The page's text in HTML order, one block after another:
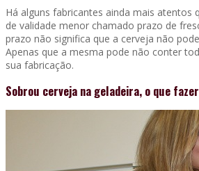
Há alguns fabricantes ainda mais atentos
de validade menor chamado prazo de
prazo não significa que a cerveja não
Apenas que a mesma pode não conter
sua fabricação.
Sobrou cerveja na geladeira, o que